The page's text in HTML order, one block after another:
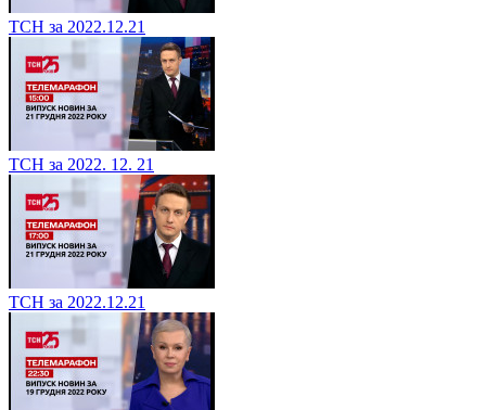
ТСН за 2022.12.21
ТСН за 2022. 12. 21
ТСН за 2022.12.21